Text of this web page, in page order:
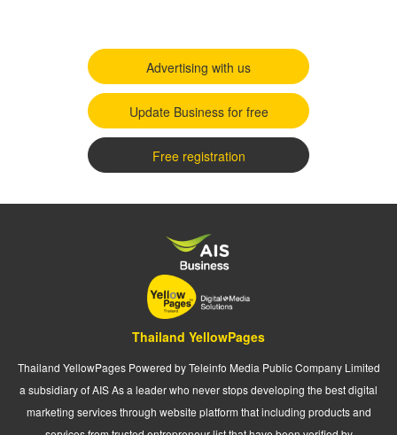
Advertising with us
Update Business for free
Free registration
Thailand YellowPages
Thailand YellowPages Powered by Teleinfo Media Public Company Limited
a subsidiary of AIS As a leader who never stops developing the best digital
marketing services through website platform that including products and